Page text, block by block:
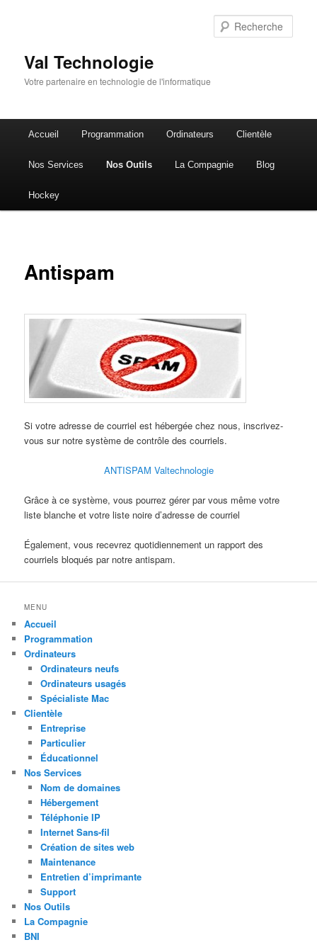
Val Technologie
Votre partenaire en technologie de l'informatique
principal Aller
au
contenu
Accueil Programmation Ordinateurs Clientèle
Nos Services Nos Outils La Compagnie Blog
Hockey
Antispam
Si votre adresse de courriel est hébergée chez nous, inscrivez-
vous sur notre système de contrôle des courriels.
ANTISPAM Valtechnologie
Grâce à ce système, vous pourrez gérer par vous même votre
liste blanche et votre liste noire d’adresse de courriel
Également, vous recevrez quotidiennement un rapport des
courriels bloqués par notre antispam.
MENU
Accueil
Programmation
Ordinateurs
Ordinateurs neufs
Ordinateurs usagés
Spécialiste Mac
Clientèle
Entreprise
Particulier
Éducationnel
Nos Services
Nom de domaines
Hébergement
Téléphonie IP
Internet Sans-fil
Création de sites web
Maintenance
Entretien d’imprimante
Support
Nos Outils
La Compagnie
BNI